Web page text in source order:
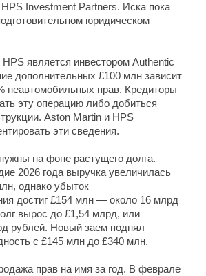
HPS Investment Partners. Иска пока
юридическом
является инвестором Authentic
дополнительных £100 млн зависит
неавтомобильных прав. Кредиторы
эту операцию либо добиться
Aston Martin и HPS
эти сведения.
на фоне растущего долга.
2026 года выручка увеличилась
однако убыток
достиг £154 млн — около 16 млрд
вырос до £1,54 млрд, или
рублей. Новый заем поднял
с £145 млн до £340 млн.
прав на имя за год. В феврале